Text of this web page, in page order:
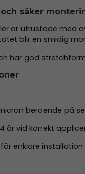
säker
är utrustade med
blir en smidig
har god
beroende på
år vid korrekt
enklare installation